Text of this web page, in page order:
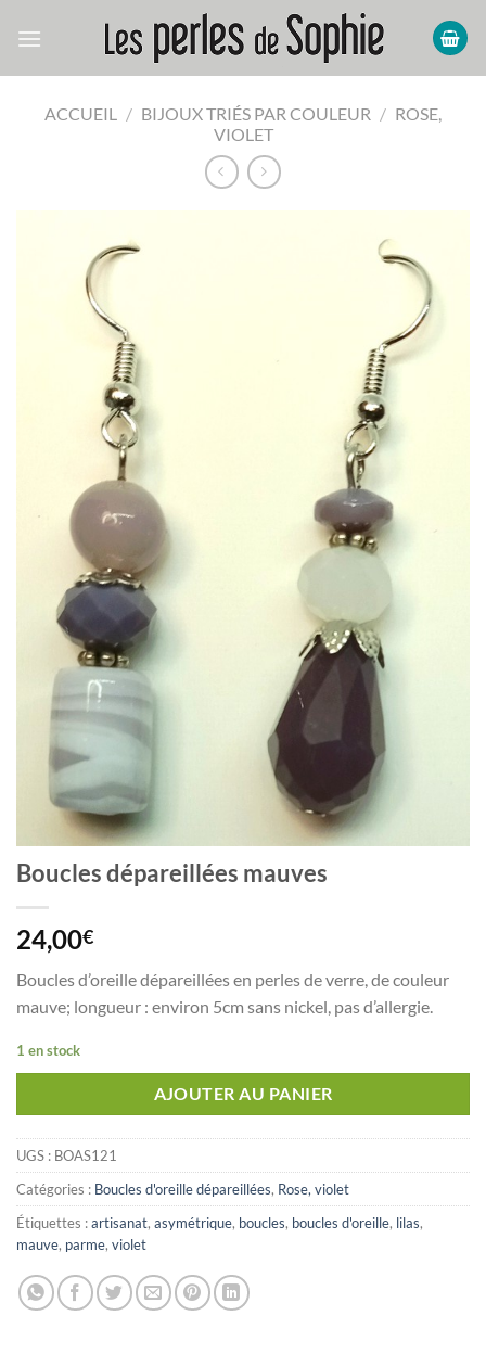
ACCUEIL / BIJOUX TRIÉS PAR COULEUR / ROSE,
VIOLET
Boucles dépareillées mauves
24,00€
Boucles d’oreille dépareillées en perles de verre, de couleur
mauve; longueur : environ 5cm sans nickel, pas d’allergie.
1 en stock
AJOUTER AU PANIER
UGS : BOAS121
Catégories : Boucles d'oreille dépareillées, Rose, violet
Étiquettes :artisanat, asymétrique, boucles, boucles d'oreille, lilas,
mauve, parme, violet